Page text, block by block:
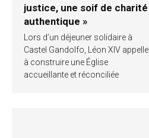
justice, une soif de charité
authentique »
Lors d’un déjeuner solidaire à
Castel Gandolfo, Léon XIV appelle
à construire une Église
accueillante et réconciliée